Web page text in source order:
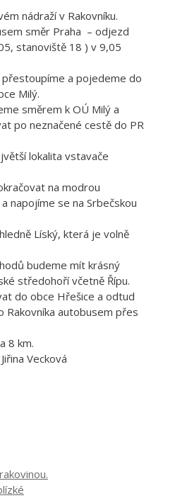
nádraží v Rakovníku.
směr Praha – odjezd
stanoviště 18 ) v 9,05
přestoupíme a pojedeme do
Milý.
směrem k OÚ Milý a
po neznačené cestě do PR
lokalita vstavače
na modrou
napojíme se na Srbečskou
Líský, která je volně
budeme mít krásný
středohoří včetně Řípu.
do obce Hřešice a odtud
autobusem přes
8 km.
Vecková